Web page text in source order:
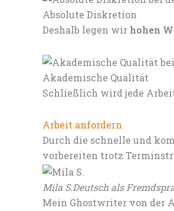
Absolute Diskretion
Deshalb legen wir hohen
Akademische Qualität
Schließlich wird jede
Arbeit anfordern
Durch die schnelle und
vorbereiten trotz
Mila S.Deutsch als
Mein Ghostwriter von der